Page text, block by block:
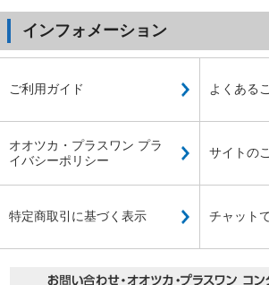
インフォメーション
ご利用ガイド よくある
オオツカ・プラスワン プラ
イバシーポリシー
サイトの
特定商取引に基づく表示 チャット